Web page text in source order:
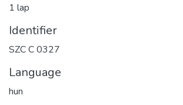
1 lap
Identifier
SZC C 0327
Language
hun